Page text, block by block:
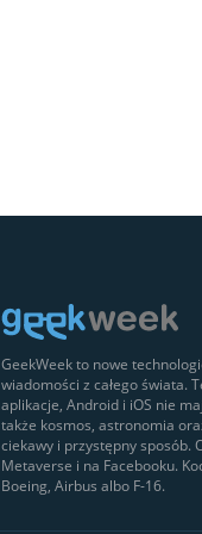
GeekWeek to nowe
wiadomości z całego świata.
aplikacje, Android i iOS nie
także kosmos, astronomia
ciekawy i przystępny sposób.
Metaverse i na Facebooku.
Boeing, Airbus albo F-16.